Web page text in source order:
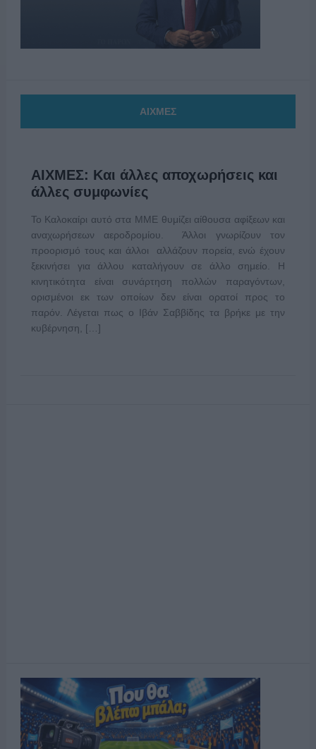
ΑΙΧΜΕΣ
ΑΙΧΜΕΣ: Και άλλες αποχωρήσεις και
άλλες συμφωνίες
Το Καλοκαίρι αυτό στα ΜΜΕ θυμίζει αίθουσα αφίξεων και
αναχωρήσεων αεροδρομίου. Άλλοι γνωρίζουν τον
προορισμό τους και άλλοι αλλάζουν πορεία, ενώ έχουν
ξεκινήσει για άλλου καταλήγουν σε άλλο σημείο. Η
κινητικότητα είναι συνάρτηση πολλών παραγόντων,
ορισμένοι εκ των οποίων δεν είναι ορατοί προς το
παρόν. Λέγεται πως ο Ιβάν Σαββίδης τα βρήκε με την
κυβέρνηση, […]